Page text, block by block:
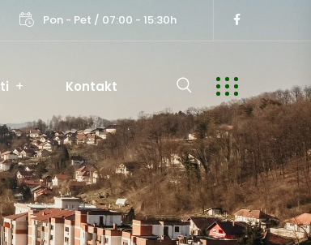
Pon - Pet / 07:00 - 15:30h
Kontakt